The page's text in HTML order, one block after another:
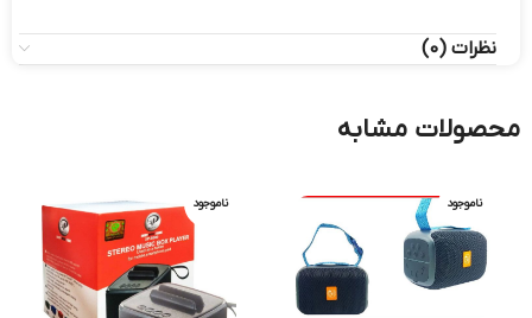
نظرات (0)
محصولات مشابه
ناموجود ناموجود